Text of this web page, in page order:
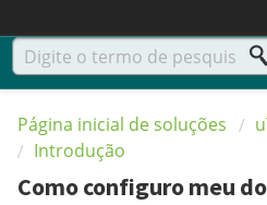
Página inicial de soluções
Introdução
Como configuro meu